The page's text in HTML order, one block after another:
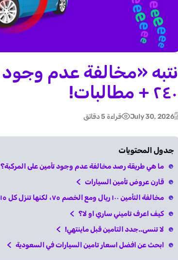
«مخالفة عدم
+ مطالبات!
July 30, 2026
Postقراءة 5 دقائق
جدول المحتويات
ما هي طريقة رصد مخالفة عدم وجود تأمين على المركبة؟
قارن عروض تأمين السيارات
مخالفة التأمين ١٠٠ ريال ومع الخصم ٧٥، لكنها تنزل كل ١٥ يوم
كيف اعرف تاميني ساري او لا؟
لا تنسى..جدد التامين قبل ماينتهي!
ابحث عن افضل اسعار تامين السيارات في السعودية